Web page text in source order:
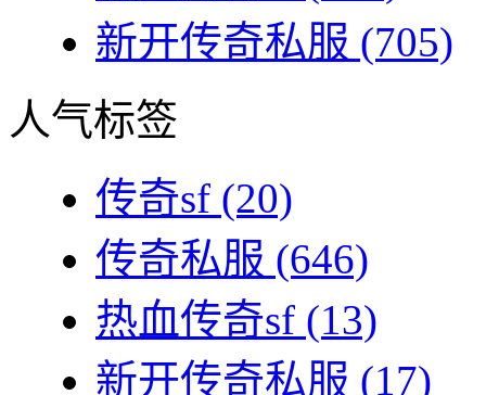
新开传奇私服 (705)
人气标签
传奇sf (20)
传奇私服 (646)
热血传奇sf (13)
新开传奇私服 (17)